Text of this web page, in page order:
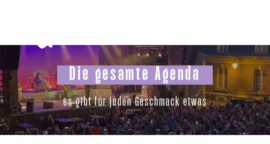
principal
Die gesamte Agenda
es gibt für jeden Geschmack etwas